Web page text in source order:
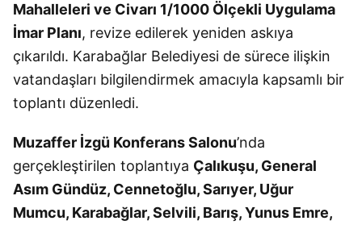
Mahalleleri ve Civarı 1/1000 Ölçekli Uygulama
İmar Planı, revize edilerek yeniden askıya
çıkarıldı. Karabağlar Belediyesi de sürece ilişkin
vatandaşları bilgilendirmek amacıyla kapsamlı bir
toplantı düzenledi.
Muzaffer İzgü Konferans Salonu’nda
gerçekleştirilen toplantıya Çalıkuşu, General
Asım Gündüz, Cennetoğlu, Sarıyer, Uğur
Mumcu, Karabağlar, Selvili, Barış, Yunus Emre,